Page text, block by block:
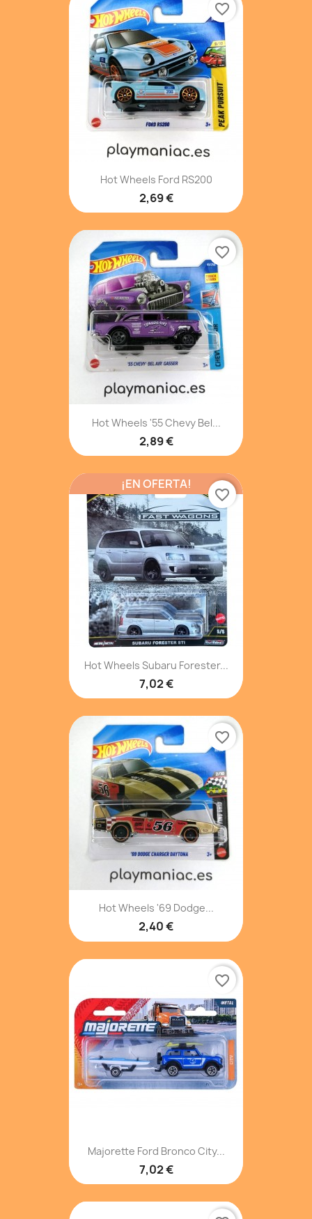
Hot Wheels Ford RS200
2,69 €
favorite_border
Hot Wheels '55 Chevy Bel...
2,89 €
favorite_border
Hot Wheels Subaru Forester...
7,02 €
¡EN OFERTA!
favorite_border
Hot Wheels '69 Dodge...
2,40 €
favorite_border
Majorette Ford Bronco City...
7,02 €
favorite_border